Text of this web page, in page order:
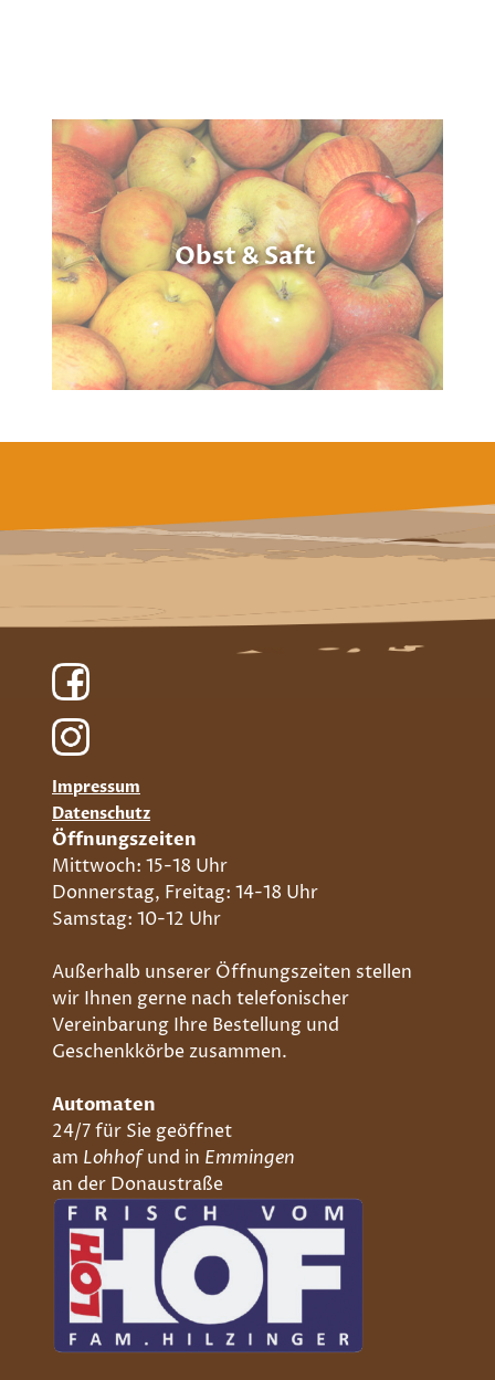
Obst & Saft
Impressum
Datenschutz
Öffnungszeiten
Mittwoch: 15-18 Uhr
Donnerstag, Freitag: 14-18 Uhr
Samstag: 10-12 Uhr
Außerhalb unserer Öffnungszeiten stellen
wir Ihnen gerne nach telefonischer
Vereinbarung Ihre Bestellung und
Geschenkkörbe zusammen.
Automaten
24/7 für Sie geöffnet
am Lohhofund in Emmingen
an der Donaustraße